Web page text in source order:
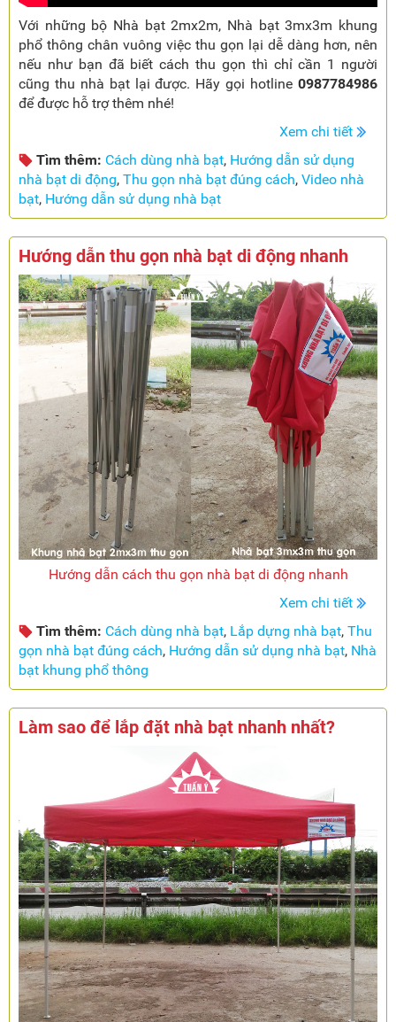
Với những bộ Nhà bạt 2mx2m, Nhà bạt 3mx3m khung
phổ thông chân vuông việc thu gọn lại dễ dàng hơn, nên
nếu như bạn đã biết cách thu gọn thì chỉ cần 1 người
cũng thu nhà bạt lại được. Hãy gọi hotline 0987784986
để được hỗ trợ thêm nhé!
Xem chi tiết
Tìm thêm: Cách dùng nhà bạt, Hướng dẫn sử dụng
nhà bạt di động, Thu gọn nhà bạt đúng cách, Video nhà
bạt, Hướng dẫn sử dụng nhà bạt
Hướng dẫn thu gọn nhà bạt di động nhanh
Hướng dẫn cách thu gọn nhà bạt di động nhanh
Xem chi tiết
Tìm thêm: Cách dùng nhà bạt, Lắp dựng nhà bạt, Thu
gọn nhà bạt đúng cách, Hướng dẫn sử dụng nhà bạt, Nhà
bạt khung phổ thông
Làm sao để lắp đặt nhà bạt nhanh nhất?